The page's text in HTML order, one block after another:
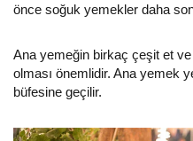
önce soğuk yemekler daha
Ana yemeğin birkaç çeşit et
olması önemlidir. Ana yemek
büfesine geçilir.